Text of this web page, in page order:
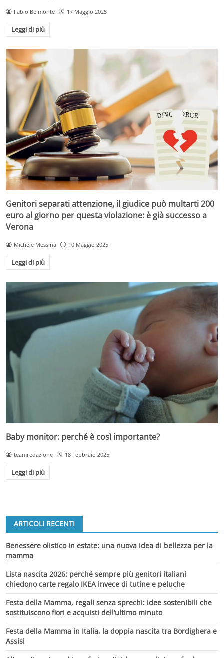
Fabio Belmonte 17 Maggio 2025
Leggi di più
Genitori separati attenzione, il giudice può multarti 200
euro al giorno per questa violazione: è già successo a
Verona
Michele Messina 10 Maggio 2025
Leggi di più
Baby monitor: perché è così importante?
teamredazione 18 Febbraio 2025
Leggi di più
ARTICOLI RECENTI
Benessere olistico in estate: una nuova idea di bellezza per la
mamma
Lista nascita 2026: perché sempre più genitori italiani
chiedono carte regalo IKEA invece di tutine e peluche
Festa della Mamma, regali senza sprechi: idee sostenibili che
sostituiscono fiori e acquisti dell’ultimo minuto
Festa della Mamma in Italia, la doppia nascita tra Bordighera e
Assisi